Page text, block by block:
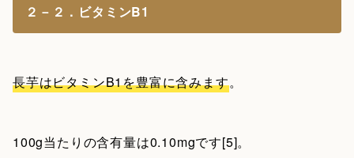
２－２．ビタミンB1
長芋はビタミンB1を豊富に含みます。
100g当たりの含有量は0.10mgです[5]。